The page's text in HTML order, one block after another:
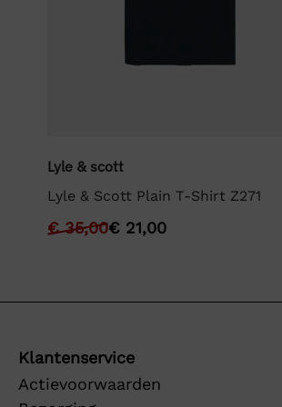
Lyle & scott
Lyle & Scott Plain T-Shirt Z271
€35,00€ 21,00
Klantenservice
Actievoorwaarden